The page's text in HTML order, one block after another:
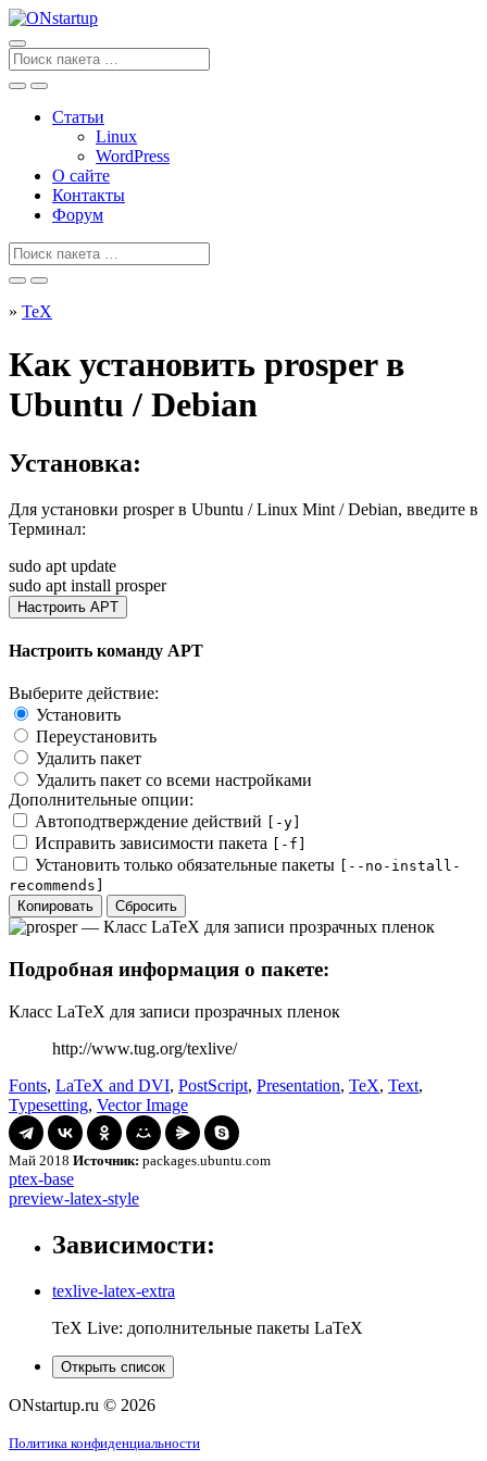
Перейти
к
содержанию
Поиск
для
Статьи
Linux
WordPress
О сайте
Контакты
Форум
Поиск
для
» TeX
Как установить prosper в
Ubuntu / Debian
Установка:
Для установки prosperв Ubuntu / Linux Mint / Debian, введите в
Терминал:
sudo apt update
sudo apt install prosper
Настроить APT
Настроить команду APT
Выберите действие:
Установить
Переустановить
Удалить пакет
Удалить пакет со всеми настройками
Дополнительные опции:
Автоподтверждение действий
[-y]
Исправить зависимости пакета [-f]
Установить только обязательные пакеты
[--no-install-
recommends]
Копировать
Сбросить
Подробная информация о пакете:
Класс LaTeX для записи прозрачных пленок
http://www.tug.org/texlive/
Fonts, LaTeX and DVI, PostScript, Presentation, TeX, Text,
Typesetting, Vector Image
Май 2018 Источник: packages.ubuntu.com
Навигация
по
записям
ptex-
base
ptex-base
preview-
preview-latex-style
Зависимости:
texlive-latex-extra
TeX Live: дополнительные пакеты LaTeX
Открыть список
ONstartup.ru © 2026
Политика конфиденциальности